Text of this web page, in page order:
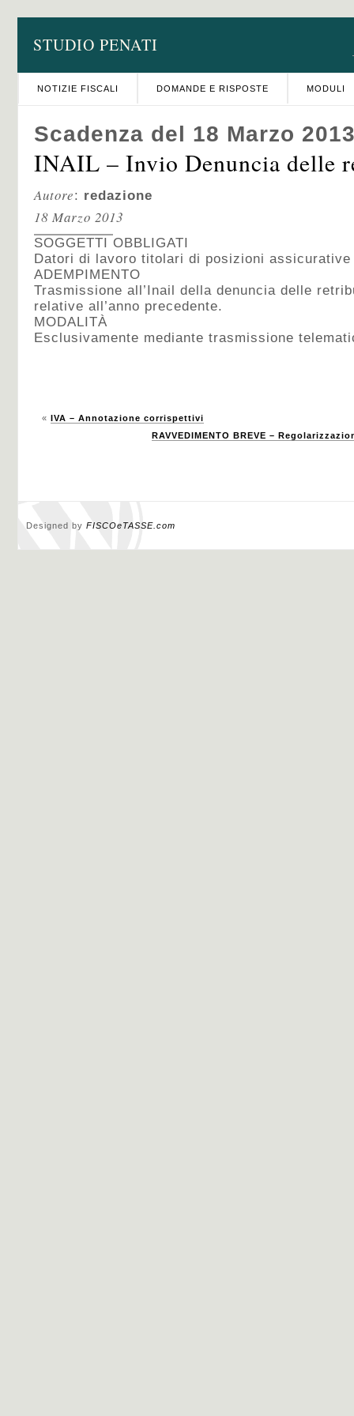
STUDIO PENATI
NOTIZIE FISCALI DOMANDE E RISPOSTE MODULI
Scadenza del 18 Marzo
INAIL – Invio Denuncia delle
Autore: redazione
18 Marzo 2013
SOGGETTI OBBLIGATI
Datori di lavoro titolari di posizioni
ADEMPIMENTO
Trasmissione all’Inail della denuncia delle
relative all’anno precedente.
MODALITÀ
Esclusivamente mediante trasmissione
« IVA – Annotazione corrispettivi
RAVVEDIMENTO BREVE –
Designed by FISCOeTASSE.com